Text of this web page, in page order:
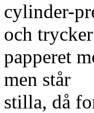
cylinder-
och trycker
papperet
men står
stilla, då